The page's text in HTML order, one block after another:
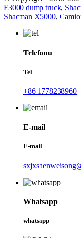
F3000 dump truck,
Shacman X5000,
Telefonu
Tel
+86 1778238960
E-mail
E-mail
Whatsapp
whatsapp